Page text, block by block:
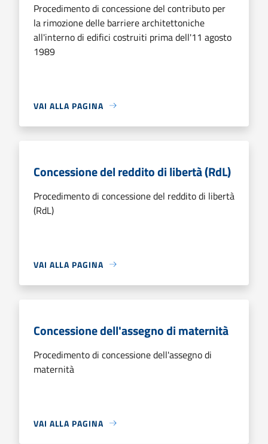
Procedimento di concessione del contributo per
la rimozione delle barriere architettoniche
all'interno di edifici costruiti prima dell'11 agosto
1989
VAI ALLA PAGINA
Concessione del reddito di libertà (RdL)
Procedimento di concessione del reddito di libertà
(RdL)
VAI ALLA PAGINA
Concessione dell'assegno di maternità
Procedimento di concessione dell'assegno di
maternità
VAI ALLA PAGINA